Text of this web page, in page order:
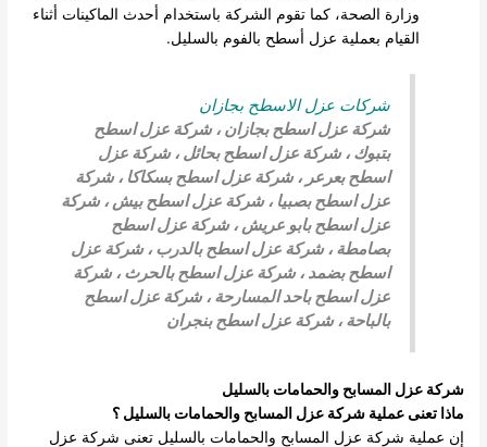
وزارة الصحة، كما تقوم الشركة باستخدام أحدث الماكينات أثناء
القيام بعملية عزل أسطح بالفوم بالسليل.
شركات عزل الاسطح بجازان
شركة عزل اسطح بجازان ،شركة عزل اسطح
بتبوك ،شركة عزل اسطح بحائل ،شركة عزل
اسطح بعرعر ،شركة عزل اسطح بسكاكا ،شركة
عزل اسطح بصبيا ،شركة عزل اسطح بيش ،شركة
عزل اسطح بابو عريش ، شركة عزل اسطح
بصامطة ،شركة عزل اسطح بالدرب ،شركة عزل
اسطح بضمد ، شركة عزل اسطح بالحرث ،شركة
عزل اسطح باحد المسارحة ،شركة عزل اسطح
بالباحة ،شركة عزل اسطح بنجران
شركة عزل المسابح والحمامات بالسليل
ماذا تعنى عملية شركة عزل المسابح والحمامات بالسليل ؟
إن عملية شركة عزل المسابح والحمامات بالسليل تعنى شركة عزل